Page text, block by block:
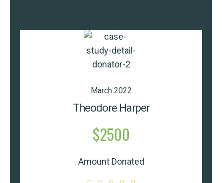
March 2022
Theodore Harper
$2500
Amount Donated